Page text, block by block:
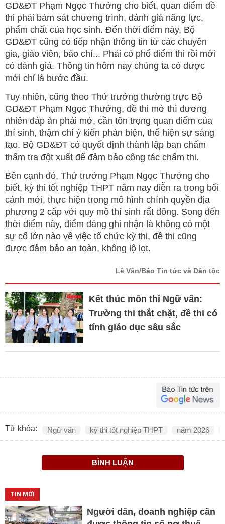
GD&ĐT Phạm Ngọc Thưởng cho biết, quan điểm đề
thi phải bám sát chương trình, đánh giá năng lực,
phẩm chất của học sinh. Đến thời điểm này, Bộ
GD&ĐT cũng có tiếp nhận thông tin từ các chuyên
gia, giáo viên, báo chí... Phải có phổ điểm thi rồi mới
có đánh giá. Thông tin hôm nay chúng ta có được
mới chỉ là bước đầu.
Tuy nhiên, cũng theo Thứ trưởng thường trực Bộ
GD&ĐT Phạm Ngọc Thưởng, đề thi mở thì đương
nhiên đáp án phải mở, cần tôn trọng quan điểm của
thí sinh, thậm chí ý kiến phản biện, thể hiện sự sáng
tạo. Bộ GD&ĐT có quyết định thành lập ban chấm
thẩm tra đột xuất để đảm bảo công tác chấm thi.
Bên cạnh đó, Thứ trưởng Phạm Ngọc Thưởng cho
biết, kỳ thi tốt nghiệp THPT năm nay diễn ra trong bối
cảnh mới, thực hiện trong mô hình chính quyền địa
phương 2 cấp với quy mô thí sinh rất đông. Song đến
thời điểm này, điểm đáng ghi nhận là không có một
sự cố lớn nào về việc tổ chức kỳ thi, đề thi cũng
được đảm bảo an toàn, không lộ lọt.
Lê Vân/Báo Tin tức và Dân tộc
Kết thúc môn thi Ngữ văn:
Trường thi thắt chặt, đề thi có
tính giáo dục sâu sắc
Từ khóa: Ngữ văn kỳ thi tốt nghiệp THPT năm 2026
BÌNH LUẬN
TIN MỚI
Người dân, doanh nghiệp cần